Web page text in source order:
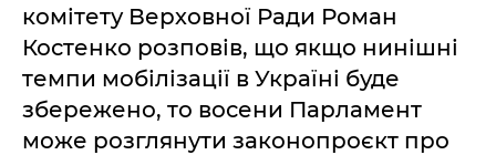
комітету Верховної Ради Роман
Костенко розповів, що якщо нинішні
темпи мобілізації в Україні буде
збережено, то восени Парламент
може розглянути законопроєкт про